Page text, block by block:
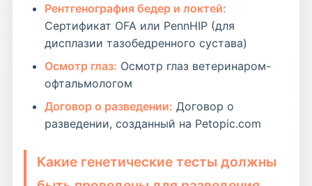
Рентгенография бедер и локтей:
Сертификат OFA или PennHIP (для
дисплазии тазобедренного сустава)
Осмотр глаз: Осмотр глаз ветеринаром-
офтальмологом
Договор о разведении: Договор о
разведении, созданный на Petopic.com
Какие генетические тесты должны